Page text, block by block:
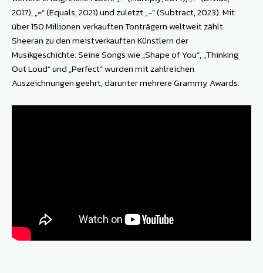
2017), „=“ (Equals, 2021) und zuletzt „-“ (Subtract, 2023). Mit
über 150 Millionen verkauften Tonträgern weltweit zählt
Sheeran zu den meistverkauften Künstlern der
Musikgeschichte. Seine Songs wie „Shape of You“, „Thinking
Out Loud“ und „Perfect“ wurden mit zahlreichen
Auszeichnungen geehrt, darunter mehrere Grammy Awards.